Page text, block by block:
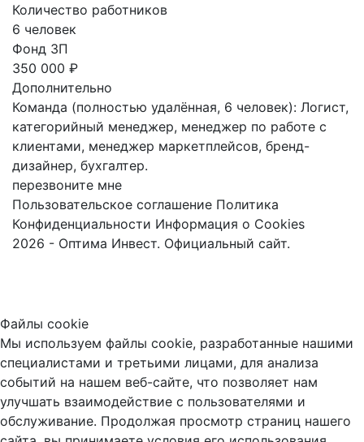
Количество работников
6 человек
Фонд ЗП
350 000 ₽
Дополнительно
Команда (полностью удалённая, 6 человек): Логист,
категорийный менеджер, менеджер по работе с
клиентами, менеджер маркетплейсов, бренд-
дизайнер, бухгалтер.
перезвоните мне
Пользовательское соглашение Политика
Конфиденциальности Информация о Cookies
2026 - Оптима Инвест. Официальный сайт.
Файлы cookie
Мы используем файлы cookie, разработанные нашими
специалистами и третьими лицами, для анализа
событий на нашем веб-сайте, что позволяет нам
улучшать взаимодействие с пользователями и
обслуживание. Продолжая просмотр страниц нашего